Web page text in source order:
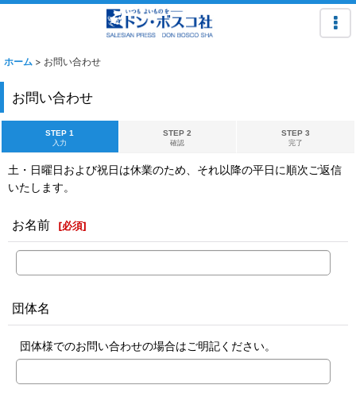
ホーム > お問い合わせ
お問い合わせ
STEP 1
入力
STEP 2
確認
STEP 3
完了
土・日曜日および祝日は休業のため、それ以降の平日に順次ご返信
いたします。
お名前 [必須]
団体名
団体様でのお問い合わせの場合はご明記ください。